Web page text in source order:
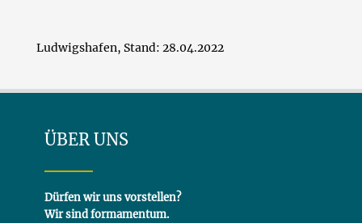
Ludwigshafen, Stand: 28.04.2022
ÜBER UNS
Dürfen wir uns vorstellen?
Wir sind formamentum.